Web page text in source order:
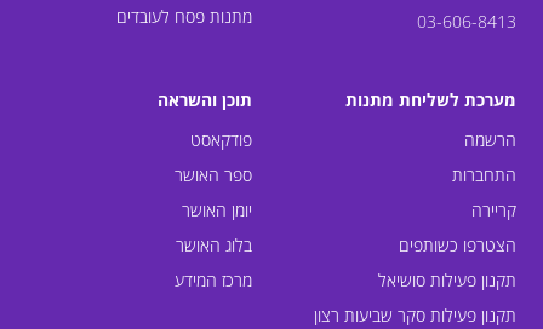
03-606-8413
מתנות פסח לעובדים
מערכת לשליחת מתנות
הרשמה
התחברות
קריירה
הצטרפו כשותפים
תקנון פעילות סושיאל
תקנון פעילות סקר שביעות רצון
תוכן והשראה
פודקאסט
ספר האושר
יומן האושר
בלוג האושר
מרכז המידע